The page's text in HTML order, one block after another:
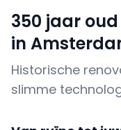
350 jaar
in
Historische
slimme